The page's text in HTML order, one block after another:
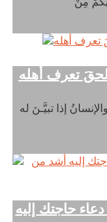
تعرف أهله
إذا تبيَّـنَ له
حاجتك إليه